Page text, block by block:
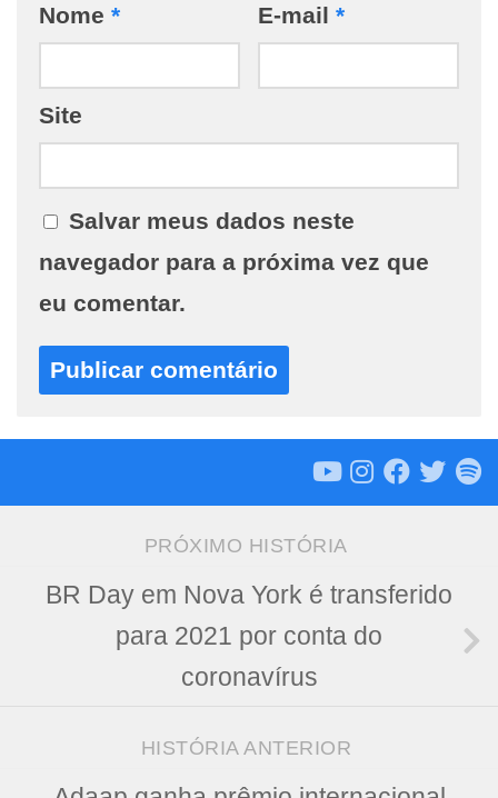
Nome * E-mail *
Site
Salvar meus dados neste
navegador para a próxima vez que
eu comentar.
PRÓXIMO HISTÓRIA
BR Day em Nova York é transferido
para 2021 por conta do
coronavírus
HISTÓRIA ANTERIOR